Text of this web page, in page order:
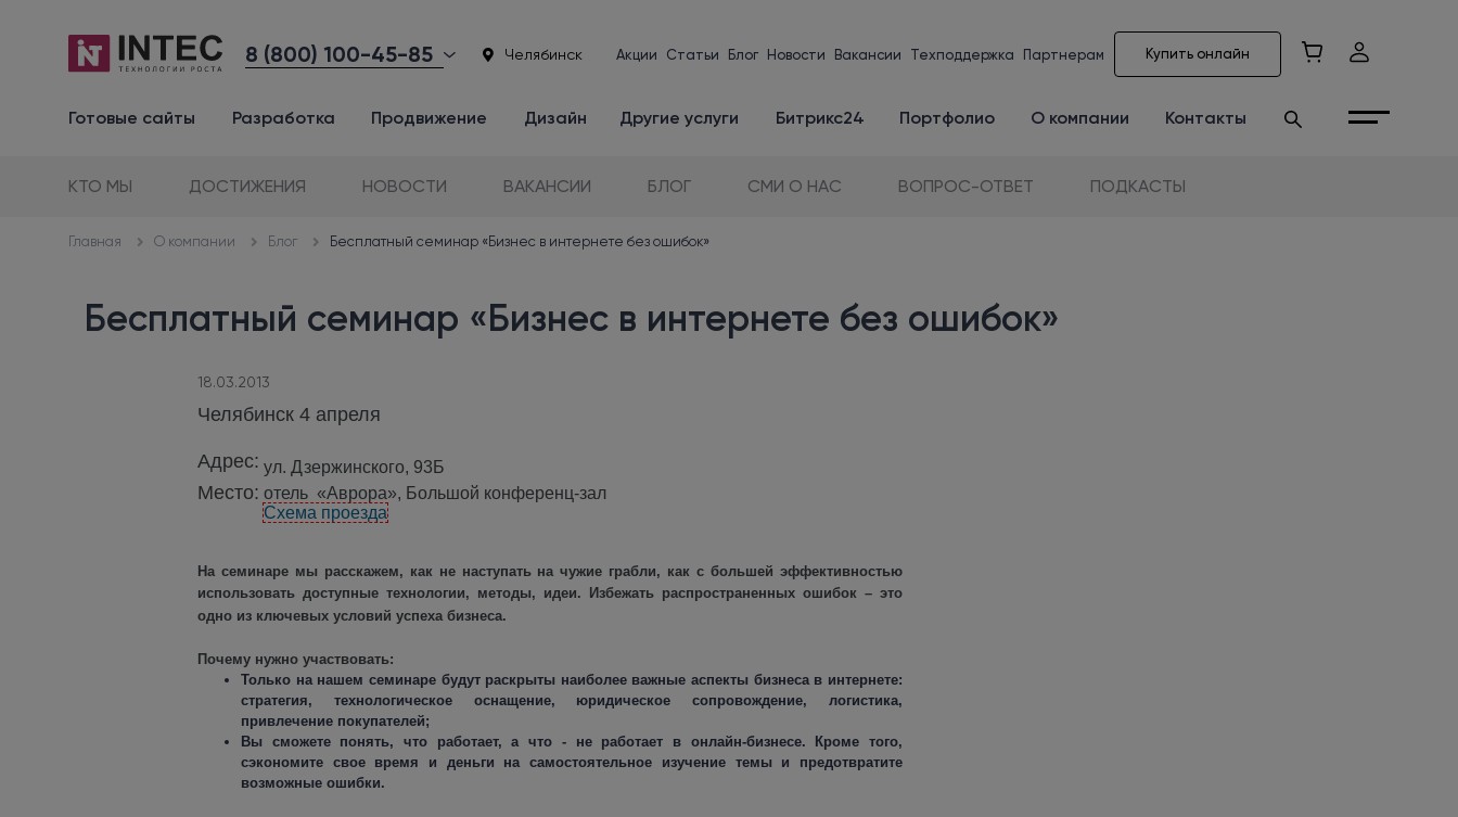
8 (800) 100-45-85 Челябинск Акции Статьи Блог Новости Вакансии Техподдержка Партнерам Купить онлайн
Готовые сайты Разработка Продвижение Дизайн Другие услуги Битрикс24 Портфолио О компании Контакты
КТО МЫ ДОСТИЖЕНИЯ НОВОСТИ ВАКАНСИИ БЛОГ СМИ О НАС ВОПРОС-ОТВЕТ ПОДКАСТЫ
Главная О компании Блог Бесплатный семинар «Бизнес в интернете без ошибок»
Бесплатный семинар «Бизнес в интернете без ошибок»
18.03.2013
Челябинск 4 апреля
Адрес: ул. Дзержинского, 93Б
Место: отель «Аврора», Большой конференц-зал
Схема проезда
На семинаре мы расскажем, как не наступать на чужие грабли, как с большей эффективностью
использовать доступные технологии, методы, идеи. Избежать распространенных ошибок – это
одно из ключевых условий успеха бизнеса.
Почему нужно участвовать:
Только на нашем семинаре будут раскрыты наиболее важные аспекты бизнеса в интернете:
стратегия, технологическое оснащение, юридическое сопровождение, логистика,
привлечение покупателей;
Вы сможете понять, что работает, а что - не работает в онлайн-бизнесе. Кроме того,
сэкономите свое время и деньги на самостоятельное изучение темы и предотвратите
возможные ошибки.